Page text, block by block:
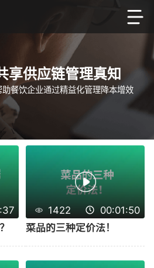
饮管理知识与
享供应链管理真知
餐饮企业通过精益化管理降本增效
1422
00:01:50
菜品的三种定价法！